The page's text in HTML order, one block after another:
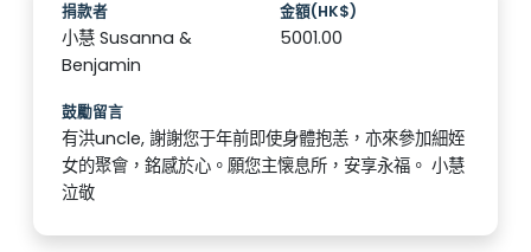
捐款者
小慧 Susanna &
Benjamin
金額(HK$)
5001.00
鼓勵留言
有洪uncle, 謝謝您于年前即使身體抱恙，亦來參加細姪
女的聚會，銘感於心。願您主懐息所，安享永福。 小慧
泣敬